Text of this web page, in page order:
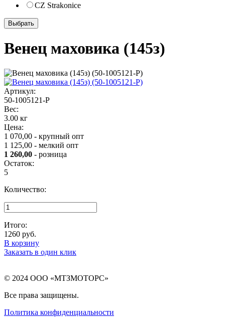
CZ Strakonice
Венец маховика (145з)
Артикул:
50-1005121-Р
Вес:
3.00 кг
Цена:
1 070,00 - крупный опт
1 125,00 - мелкий опт
1 260,00 - розница
Остаток:
5
Количество:
Итого:
1260 руб.
В корзину
Заказать в один клик
© 2024 ООО «МТЗМОТОРС»
Все права защищены.
Политика конфиденциальности